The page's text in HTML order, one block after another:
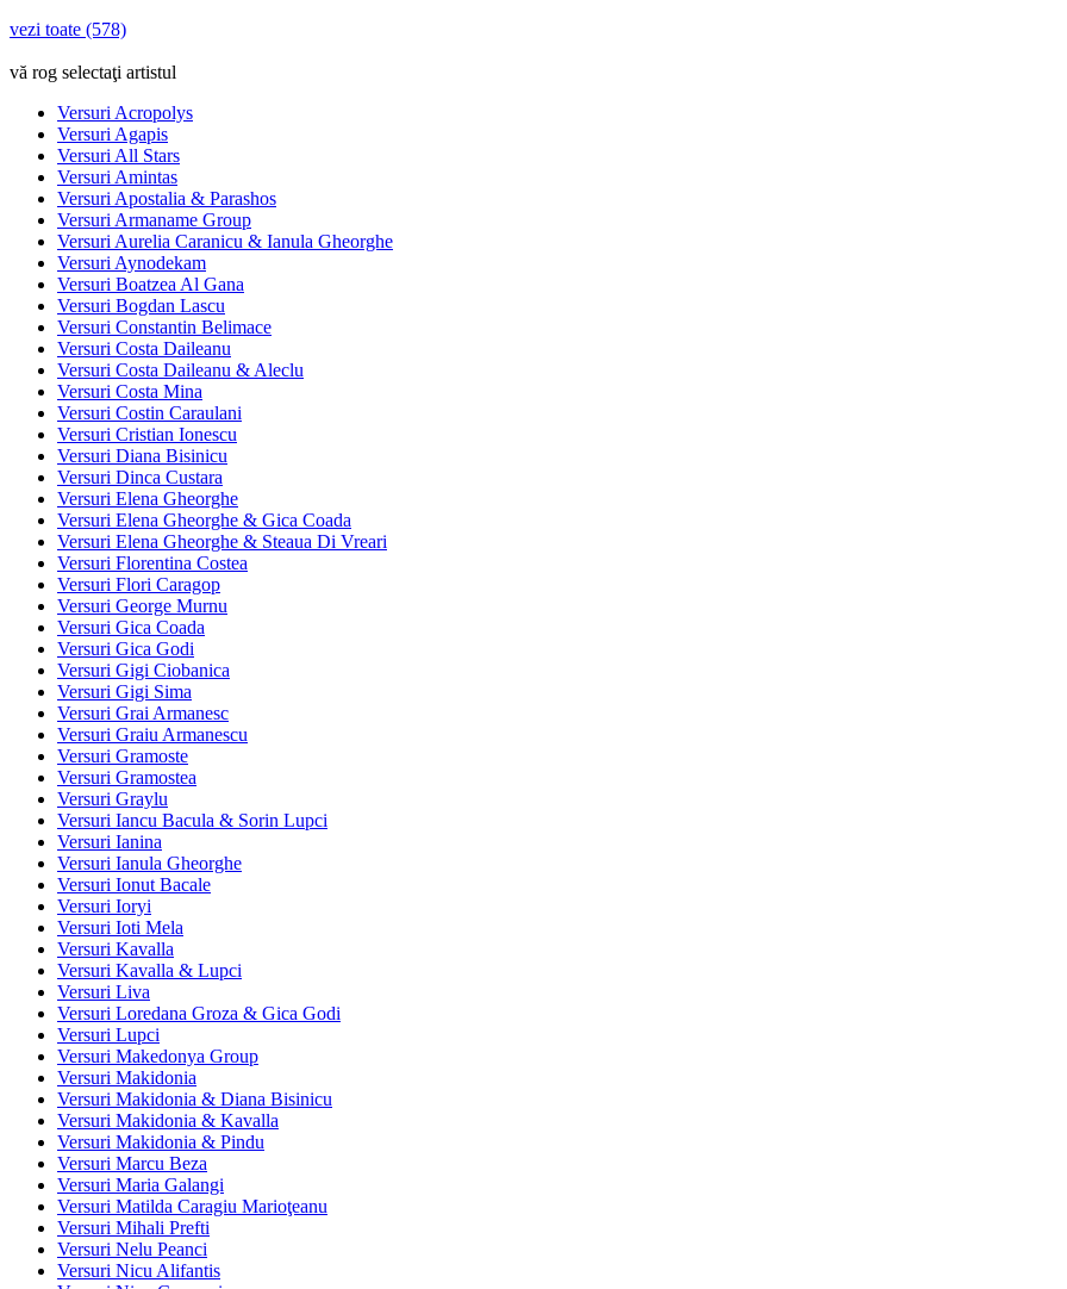
vezi toate (578)
vă rog selectaţi artistul
Versuri Acropolys
Versuri Agapis
Versuri All Stars
Versuri Amintas
Versuri Apostalia & Parashos
Versuri Armaname Group
Versuri Aurelia Caranicu & Ianula Gheorghe
Versuri Aynodekam
Versuri Boatzea Al Gana
Versuri Bogdan Lascu
Versuri Constantin Belimace
Versuri Costa Daileanu
Versuri Costa Daileanu & Aleclu
Versuri Costa Mina
Versuri Costin Caraulani
Versuri Cristian Ionescu
Versuri Diana Bisinicu
Versuri Dinca Custara
Versuri Elena Gheorghe
Versuri Elena Gheorghe & Gica Coada
Versuri Elena Gheorghe & Steaua Di Vreari
Versuri Florentina Costea
Versuri Flori Caragop
Versuri George Murnu
Versuri Gica Coada
Versuri Gica Godi
Versuri Gigi Ciobanica
Versuri Gigi Sima
Versuri Grai Armanesc
Versuri Graiu Armanescu
Versuri Gramoste
Versuri Gramostea
Versuri Graylu
Versuri Iancu Bacula & Sorin Lupci
Versuri Ianina
Versuri Ianula Gheorghe
Versuri Ionut Bacale
Versuri Ioryi
Versuri Ioti Mela
Versuri Kavalla
Versuri Kavalla & Lupci
Versuri Liva
Versuri Loredana Groza & Gica Godi
Versuri Lupci
Versuri Makedonya Group
Versuri Makidonia
Versuri Makidonia & Diana Bisinicu
Versuri Makidonia & Kavalla
Versuri Makidonia & Pindu
Versuri Marcu Beza
Versuri Maria Galangi
Versuri Matilda Caragiu Marioţeanu
Versuri Mihali Prefti
Versuri Nelu Peanci
Versuri Nicu Alifantis